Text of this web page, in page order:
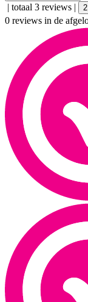
| totaal 3 reviews |
0 reviews in de